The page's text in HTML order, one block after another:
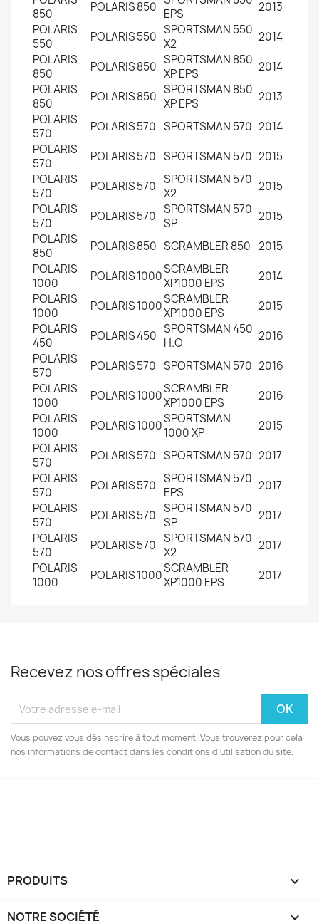
850
POLARIS850 EPS
2013
POLARIS
550
POLARIS550 SPORTSMAN 550
X2
2014
POLARIS
850
POLARIS850 SPORTSMAN 850
XP EPS
2014
POLARIS
850
POLARIS850 SPORTSMAN 850
XP EPS
2013
POLARIS
570
POLARIS570 SPORTSMAN 570 2014
POLARIS
570
POLARIS570 SPORTSMAN 570 2015
POLARIS
570
POLARIS570 SPORTSMAN 570
X2
2015
POLARIS
570
POLARIS570 SPORTSMAN 570
SP
2015
POLARIS
850
POLARIS850 SCRAMBLER 850 2015
POLARIS
1000
POLARIS1000SCRAMBLER
XP1000 EPS
2014
POLARIS
1000
POLARIS1000SCRAMBLER
XP1000 EPS
2015
POLARIS
450
POLARIS450 SPORTSMAN 450
H.O
2016
POLARIS
570
POLARIS570 SPORTSMAN 570 2016
POLARIS
1000
POLARIS1000SCRAMBLER
XP1000 EPS
2016
POLARIS
1000
POLARIS1000SPORTSMAN
1000 XP
2015
POLARIS
570
POLARIS570 SPORTSMAN 570 2017
POLARIS
570
POLARIS570 SPORTSMAN 570
EPS
2017
POLARIS
570
POLARIS570 SPORTSMAN 570
SP
2017
POLARIS
570
POLARIS570 SPORTSMAN 570
X2
2017
POLARIS
1000
POLARIS1000SCRAMBLER
XP1000 EPS
2017
Recevez nos offres spéciales
Vous pouvez vous désinscrire à tout moment. Vous trouverez pour cela
nos informations de contact dans les conditions d'utilisation du site.
PRODUITS 
NOTRE SOCIÉTÉ 